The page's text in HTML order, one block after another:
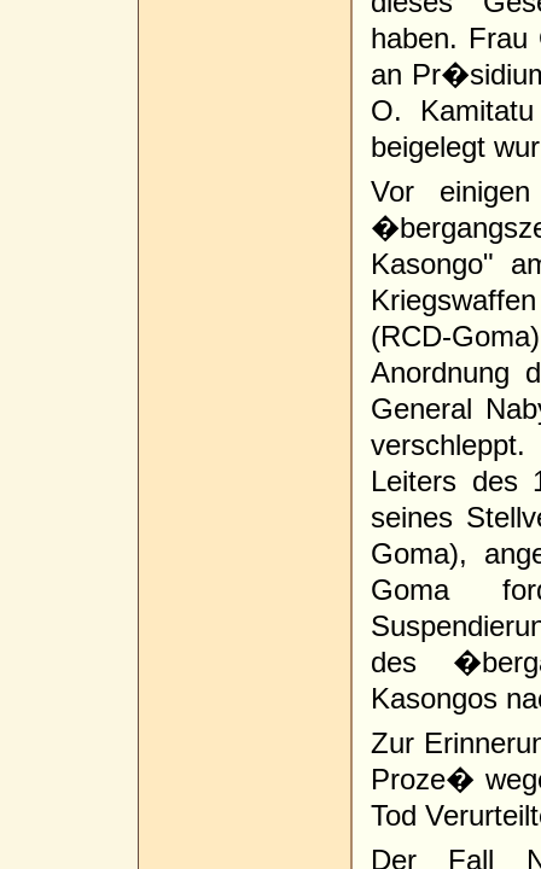
haben.
an
O.
beigelegt
Vor
Kasongo"
(RCD-
Anordnung
General
Leiters des
seines
Goma),
Goma
des
Kasongos
Zur
Proze�
Tod
Der Fall